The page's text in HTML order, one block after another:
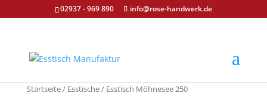
02937 - 969 890 info@rose-handwerk.de
Startseite/ Esstische/ Esstisch Möhnesee 250